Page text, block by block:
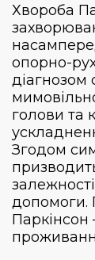
Хвороба
опорно-
діагнозом
голови та
Згодом
допомоги.